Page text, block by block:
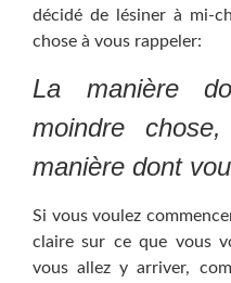
décidé de lésiner à mi-
chose à vous rappeler:
La manière
moindre
manière dont
Si vous voulez
claire sur ce que vous
vous allez y arriver,